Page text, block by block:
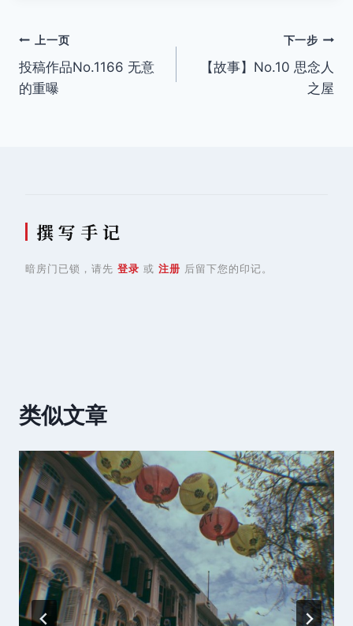
文
章
上一页
投稿作品No.1166 无意
的重曝
下一步
【故事】No.10 思念人
之屋
撰 写 手 记
暗房门已锁，请先 登录 或 注册 后留下您的印记。
类似文章